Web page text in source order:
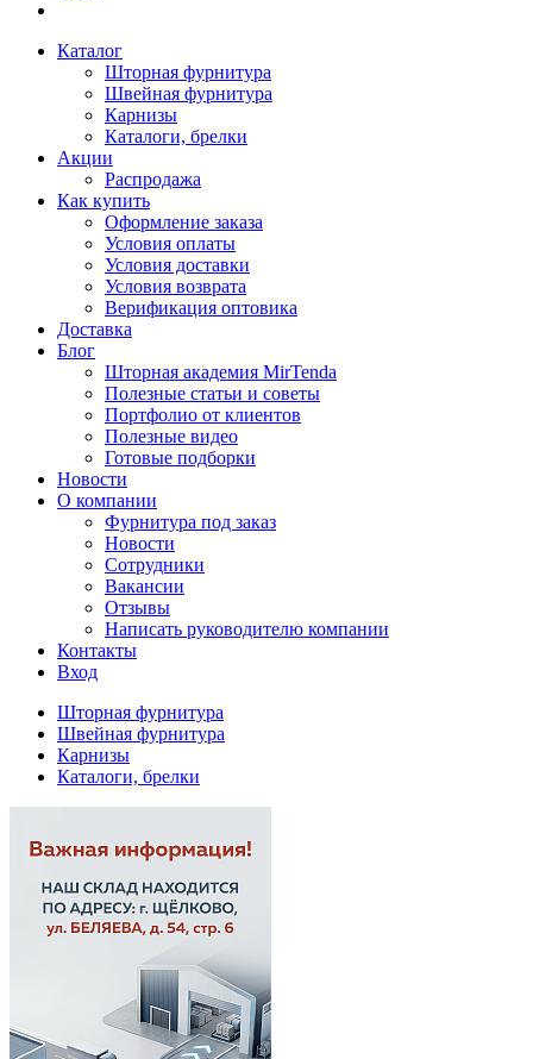
Каталог
Шторная фурнитура
Швейная фурнитура
Карнизы
Каталоги, брелки
Акции
Распродажа
Как купить
Оформление заказа
Условия оплаты
Условия доставки
Условия возврата
Верификация оптовика
Доставка
Блог
Шторная академия MirTenda
Полезные статьи и советы
Портфолио от клиентов
Полезные видео
Готовые подборки
Новости
О компании
Фурнитура под заказ
Новости
Сотрудники
Вакансии
Отзывы
Написать руководителю компании
Контакты
Вход
Шторная фурнитура
Швейная фурнитура
Карнизы
Каталоги, брелки